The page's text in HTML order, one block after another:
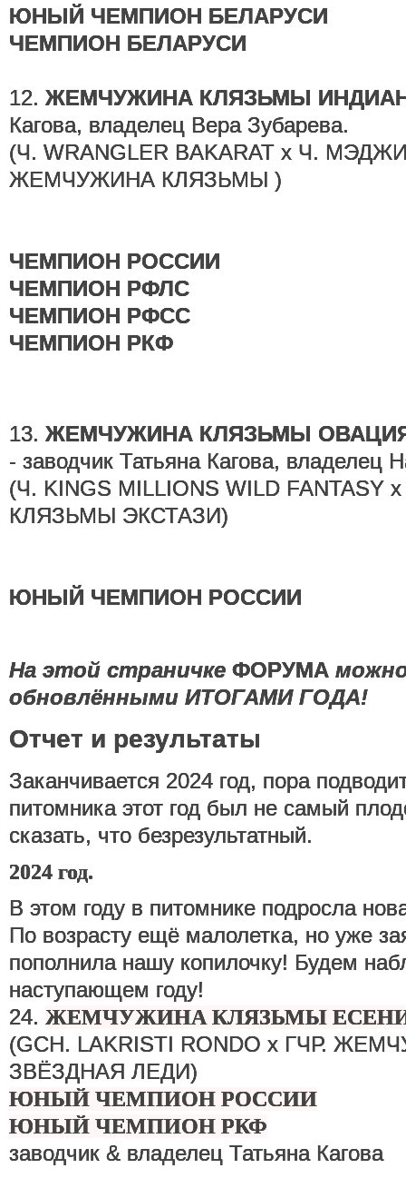
ЮНЫЙ ЧЕМПИОН БЕЛАРУСИ
ЧЕМПИОН БЕЛАРУСИ
12. ЖЕМЧУЖИНА КЛЯЗЬМЫ
Кагова, владелец Вера Зубарева.
(Ч. WRANGLER BAKARAT х Ч.
ЖЕМЧУЖИНА КЛЯЗЬМЫ )
ЧЕМПИОН РОССИИ
ЧЕМПИОН РФЛС
ЧЕМПИОН РФСС
ЧЕМПИОН РКФ
13. ЖЕМЧУЖИНА КЛЯЗЬМЫ
- заводчик Татьяна Кагова, владелец
(Ч. KINGS MILLIONS WILD
КЛЯЗЬМЫ ЭКСТАЗИ)
ЮНЫЙ ЧЕМПИОН РОССИИ
На этой страничке ФОРУМА
обновлёнными ИТОГАМИ ГОДА!
Отчет и результаты
Заканчивается 2024 год, пора
питомника этот год был не самый
сказать, что безрезультатный.
2024 год.
В этом году в питомнике подросла
По возрасту ещё малолетка, но уже
пополнила нашу копилочку! Будем
наступающем году!
24. ЖЕМЧУЖИНА КЛЯЗЬМЫ
(GСH. LAKRISTI RONDO x ГЧР.
ЗВЁЗДНАЯ ЛЕДИ)
ЮНЫЙ ЧЕМПИОН РОССИИ
ЮНЫЙ ЧЕМПИОН РКФ
заводчик & владелец Татьяна Кагова